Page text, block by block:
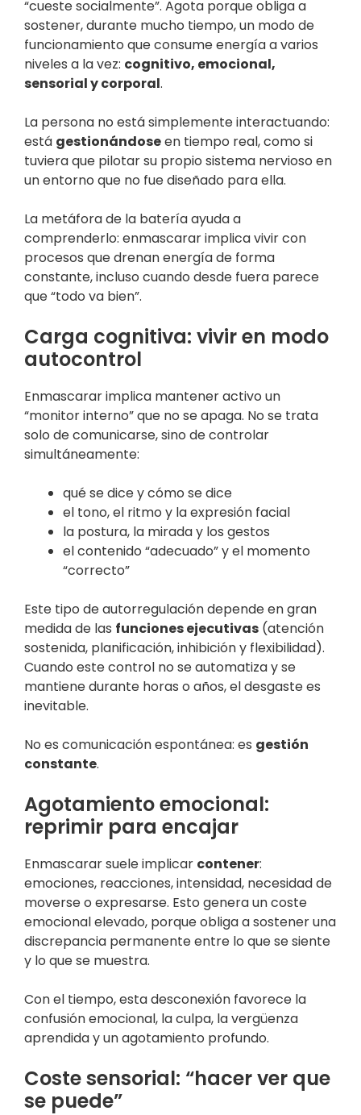
“cueste socialmente”. Agota porque obliga a
sostener, durante mucho tiempo, un modo de
funcionamiento que consume energía a varios
niveles a la vez: cognitivo, emocional,
sensorial y corporal.
La persona no está simplemente interactuando:
está gestionándoseen tiempo real, como si
tuviera que pilotar su propio sistema nervioso en
un entorno que no fue diseñado para ella.
La metáfora de la batería ayuda a
comprenderlo: enmascarar implica vivir con
procesos que drenan energía de forma
constante, incluso cuando desde fuera parece
que “todo va bien”.
Carga cognitiva: vivir en modo
autocontrol
Enmascarar implica mantener activo un
“monitor interno” que no se apaga. No se trata
solo de comunicarse, sino de controlar
simultáneamente:
qué se dice y cómo se dice
el tono, el ritmo y la expresión facial
la postura, la mirada y los gestos
el contenido “adecuado” y el momento
“correcto”
Este tipo de autorregulación depende en gran
medida de las funciones ejecutivas (atención
sostenida, planificación, inhibición y flexibilidad).
Cuando este control no se automatiza y se
mantiene durante horas o años, el desgaste es
inevitable.
No es comunicación espontánea: es gestión
constante.
Agotamiento emocional:
reprimir para encajar
Enmascarar suele implicar contener:
emociones, reacciones, intensidad, necesidad de
moverse o expresarse. Esto genera un coste
emocional elevado, porque obliga a sostener una
discrepancia permanente entre lo que se siente
y lo que se muestra.
Con el tiempo, esta desconexión favorece la
confusión emocional, la culpa, la vergüenza
aprendida y un agotamiento profundo.
Coste sensorial: “hacer ver que
se puede”